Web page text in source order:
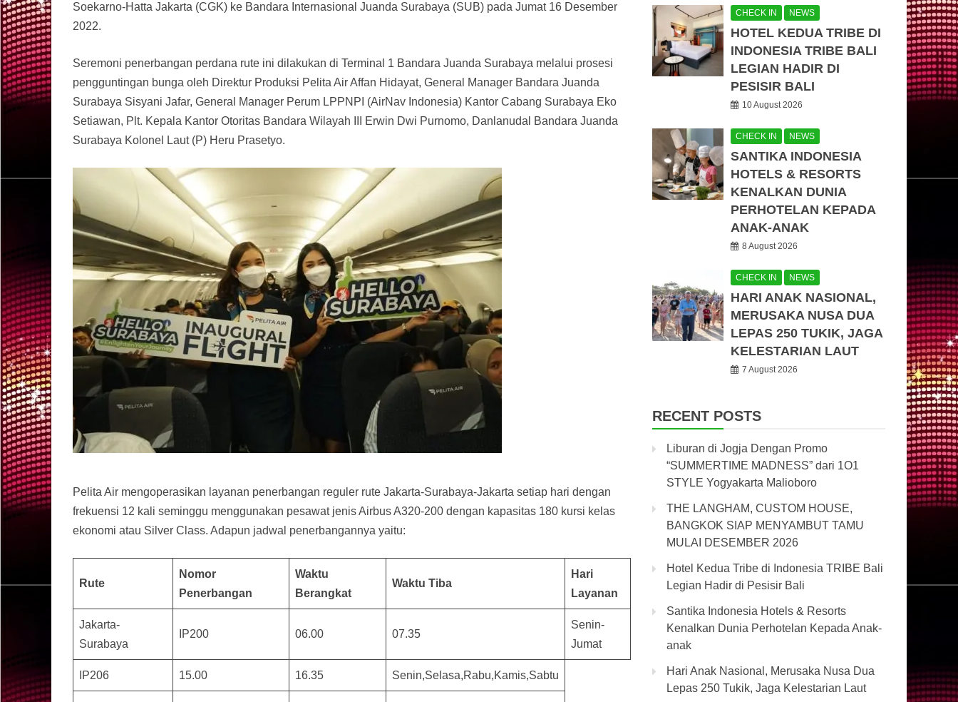
Soekarno-Hatta Jakarta (CGK) ke Bandara Internasional Juanda Surabaya (SUB) pada Jumat 16 Desember
2022.
Seremoni penerbangan perdana rute ini dilakukan di Terminal 1 Bandara Juanda Surabaya melalui prosesi
pengguntingan bunga oleh Direktur Produksi Pelita Air Affan Hidayat, General Manager Bandara Juanda
Surabaya Sisyani Jafar, General Manager Perum LPPNPI (AirNav Indonesia) Kantor Cabang Surabaya Eko
Setiawan, Plt. Kepala Kantor Otoritas Bandara Wilayah III Erwin Dwi Purnomo, Danlanudal Bandara Juanda
Surabaya Kolonel Laut (P) Heru Prasetyo.
Pelita Air mengoperasikan layanan penerbangan reguler rute Jakarta-Surabaya-Jakarta setiap hari dengan
frekuensi 12 kali seminggu menggunakan pesawat jenis Airbus A320-200 dengan kapasitas 180 kursi kelas
ekonomi atau Silver Class. Adapun jadwal penerbangannya yaitu:
Rute
Nomor
Penerbangan
Waktu
Berangkat
Waktu Tiba
Hari
Layanan
Jakarta-
Surabaya
IP200 06.00 07.35
Senin-
Jumat
IP206 15.00 16.35 Senin,Selasa,Rabu,Kamis,Sabtu
CHECK IN NEWS
HOTEL KEDUA TRIBE DI
INDONESIA TRIBE BALI
LEGIAN HADIR DI
PESISIR BALI
10 August 2026
CHECK IN NEWS
SANTIKA INDONESIA
HOTELS & RESORTS
KENALKAN DUNIA
PERHOTELAN KEPADA
ANAK-ANAK
8 August 2026
CHECK IN NEWS
HARI ANAK NASIONAL,
MERUSAKA NUSA DUA
LEPAS 250 TUKIK, JAGA
KELESTARIAN LAUT
7 August 2026
RECENT POSTS
Liburan di Jogja Dengan Promo
“SUMMERTIME MADNESS” dari 1O1
STYLE Yogyakarta Malioboro
THE LANGHAM, CUSTOM HOUSE,
BANGKOK SIAP MENYAMBUT TAMU
MULAI DESEMBER 2026
Hotel Kedua Tribe di Indonesia TRIBE Bali
Legian Hadir di Pesisir Bali
Santika Indonesia Hotels & Resorts
Kenalkan Dunia Perhotelan Kepada Anak-
anak
Hari Anak Nasional, Merusaka Nusa Dua
Lepas 250 Tukik, Jaga Kelestarian Laut